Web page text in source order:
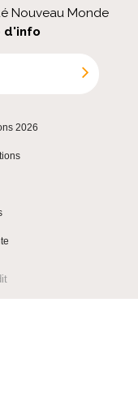
Nouveau Monde
d'info
2026